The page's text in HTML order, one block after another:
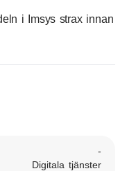
i Imsys strax innan
-
Digitala tjänster